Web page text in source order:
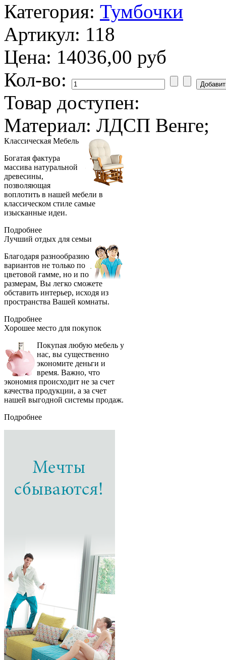
Категория: Тумбочки
Артикул: 118
Цена: 14036,00 руб
Кол-во:
Товар доступен:
Материал: ЛДСП Венге;
Классическая Мебель
Богатая фактура
массива натуральной
древесины,
позволяющая
воплотить в нашей мебели в
классическом стиле самые
изысканные идеи.
Подробнее
Лучший отдых для семьи
Благодаря разнообразию
вариантов не только по
цветовой гамме, но и по
размерам, Вы легко сможете
обставить интерьер, исходя из
пространства Вашей комнаты.
Подробнее
Хорошее место для покупок
Покупая любую мебель у
нас, вы существенно
экономите деньги и
время. Важно, что
экономия происходит не за счет
качества продукции, а за счет
нашей выгодной системы продаж.
Подробнее